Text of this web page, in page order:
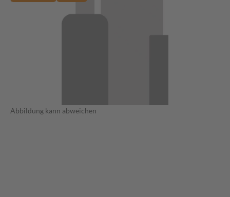
Abbildung kann abweichen